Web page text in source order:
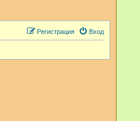
Вход
Регистрация